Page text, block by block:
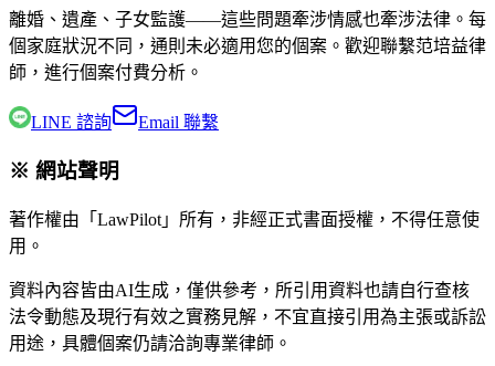
離婚、遺產、子女監護——這些問題牽涉情感也牽涉法律。每
個家庭狀況不同，通則未必適用您的個案。歡迎聯繫范培益律
師 ，進行個案付費分析。
LINE 諮詢 Email 聯繫
※ 網站聲明
著作權由「LawPilot」所有，非經正式書面授權，不得任意使
用。
資料內容皆由AI生成，僅供參考，所引用資料也請自行查核
法令動態及現行有效之實務見解，不宜直接引用為主張或訴訟
用途，具體個案仍請洽詢專業律師。